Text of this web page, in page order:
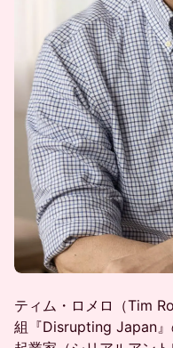
ティム・ロメロ（Tim
組『Disrupting Japan